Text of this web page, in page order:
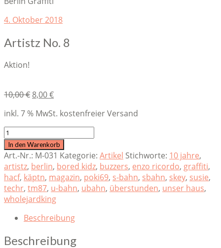
4. Oktober 2018
Artistz No. 8
Aktion!
10,00€ Original
was:
10,00 €.
8,00€Current
is:
8,00 €.
inkl. 7 % MwSt. kostenfreier Versand
Artistz
No.
8
quantity
In den Warenkorb
Art.-Nr.: M-031 Kategorie: Artikel Stichworte: 10 jahre,
artistz, berlin, bored kidz, buzzers, enzo ricordo, graffiti,
hacf, käptn, magazin, poki69, s-bahn, sbahn, skey, susie,
techr, tm87, u-bahn, ubahn, überstunden, unser haus,
wholejardking
Beschreibung
Beschreibung